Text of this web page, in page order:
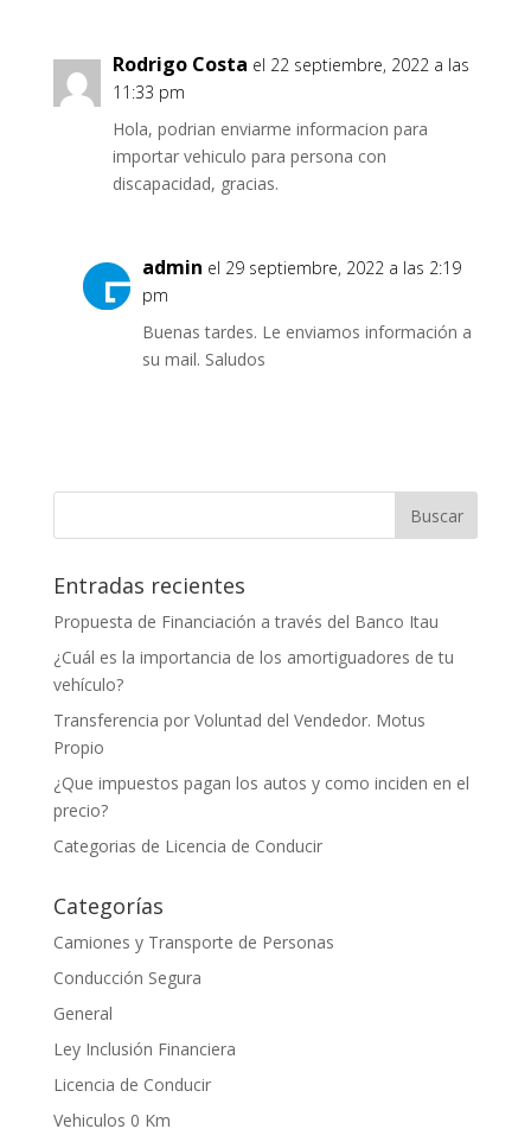
Rodrigo Costa el 22 septiembre, 2022 a las
11:33 pm
Hola, podrian enviarme informacion para
importar vehiculo para persona con
discapacidad, gracias.
admin el 29 septiembre, 2022 a las 2:19
pm
Buenas tardes. Le enviamos información a
su mail. Saludos
Entradas recientes
Propuesta de Financiación a través del Banco Itau
¿Cuál es la importancia de los amortiguadores de tu
vehículo?
Transferencia por Voluntad del Vendedor. Motus
Propio
¿Que impuestos pagan los autos y como inciden en el
precio?
Categorias de Licencia de Conducir
Categorías
Camiones y Transporte de Personas
Conducción Segura
General
Ley Inclusión Financiera
Licencia de Conducir
Vehiculos 0 Km